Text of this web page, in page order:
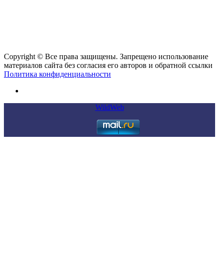
Copyright © Все права защищены. Запрещено использование
материалов сайта без согласия его авторов и обратной ссылки
Политика конфиденциальности
WildWeb